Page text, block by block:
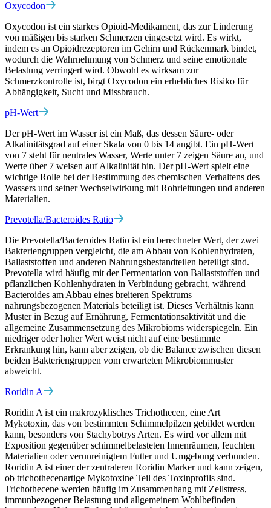
Oxycodon
Oxycodon ist ein starkes Opioid-Medikament, das zur Linderung
von mäßigen bis starken Schmerzen eingesetzt wird. Es wirkt,
indem es an Opioidrezeptoren im Gehirn und Rückenmark bindet,
wodurch die Wahrnehmung von Schmerz und seine emotionale
Belastung verringert wird. Obwohl es wirksam zur
Schmerzkontrolle ist, birgt Oxycodon ein erhebliches Risiko für
Abhängigkeit, Sucht und Missbrauch.
pH-Wert
Der pH-Wert im Wasser ist ein Maß, das dessen Säure- oder
Alkalinitätsgrad auf einer Skala von 0 bis 14 angibt. Ein pH-Wert
von 7 steht für neutrales Wasser, Werte unter 7 zeigen Säure an, und
Werte über 7 weisen auf Alkalinität hin. Der pH-Wert spielt eine
wichtige Rolle bei der Bestimmung des chemischen Verhaltens des
Wassers und seiner Wechselwirkung mit Rohrleitungen und anderen
Materialien.
Prevotella/Bacteroides Ratio
Die Prevotella/Bacteroides Ratio ist ein berechneter Wert, der zwei
Bakteriengruppen vergleicht, die am Abbau von Kohlenhydraten,
Ballaststoffen und anderen Nahrungsbestandteilen beteiligt sind.
Prevotella wird häufig mit der Fermentation von Ballaststoffen und
pflanzlichen Kohlenhydraten in Verbindung gebracht, während
Bacteroides am Abbau eines breiteren Spektrums
nahrungsbezogenen Materials beteiligt ist. Dieses Verhältnis kann
Muster in Bezug auf Ernährung, Fermentationsaktivität und die
allgemeine Zusammensetzung des Mikrobioms widerspiegeln. Ein
niedriger oder hoher Wert weist nicht auf eine bestimmte
Erkrankung hin, kann aber zeigen, ob die Balance zwischen diesen
beiden Bakteriengruppen vom erwarteten Mikrobiommuster
abweicht.
Roridin A
Roridin A ist ein makrozyklisches Trichothecen, eine Art
Mykotoxin, das von bestimmten Schimmelpilzen gebildet werden
kann, besonders von Stachybotrys Arten. Es wird vor allem mit
Exposition gegenüber schimmelbelasteten Innenräumen, feuchten
Materialien oder verunreinigtem Futter und Umgebung verbunden.
Roridin A ist einer der zentraleren Roridin Marker und kann zeigen,
ob trichothecenartige Mykotoxine Teil des Toxinprofils sind.
Trichothecene werden häufig im Zusammenhang mit Zellstress,
immunbezogener Belastung und allgemeinem Wohlbefinden